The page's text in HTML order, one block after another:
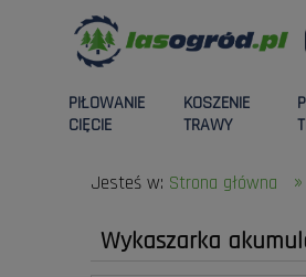
PIŁOWANIE
CIĘCIE
KOSZENIE
TRAWY
Jesteś w: Strona główna »
Wykaszarka